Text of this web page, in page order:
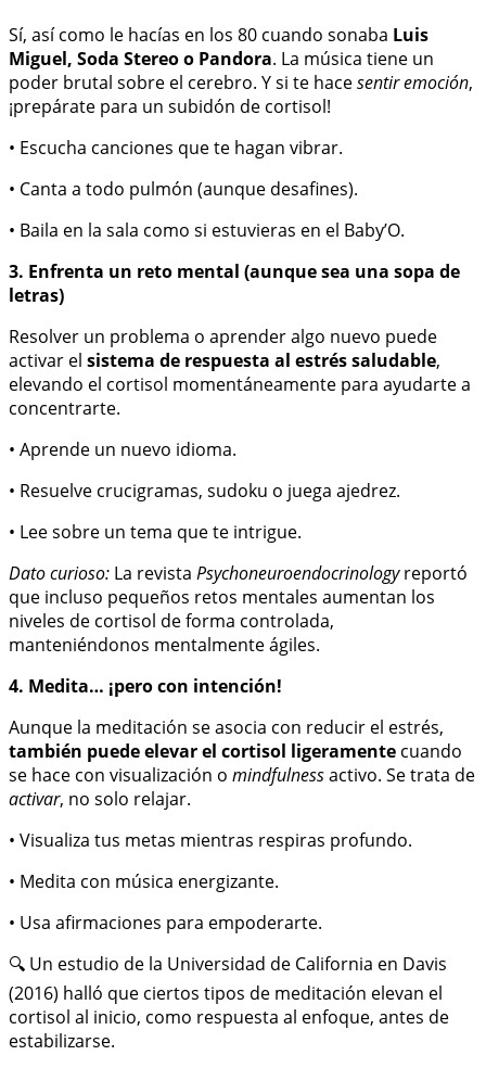
Sí, así como le hacías en los 80 cuando sonaba Luis
Miguel, Soda Stereo o Pandora. La música tiene un
poder brutal sobre el cerebro. Y si te hacesentir emoción,
¡prepárate para un subidón de cortisol!
• Escucha canciones que te hagan vibrar.
• Canta a todo pulmón (aunque desafines).
• Baila en la sala como si estuvieras en el Baby’O.
3. Enfrenta un reto mental (aunque sea una sopa de
letras)
Resolver un problema o aprender algo nuevo puede
activar el sistema de respuesta al estrés saludable,
elevando el cortisol momentáneamente para ayudarte a
concentrarte.
• Aprende un nuevo idioma.
• Resuelve crucigramas, sudoku o juega ajedrez.
• Lee sobre un tema que te intrigue.
Dato curioso: La revista Psychoneuroendocrinologyreportó
que incluso pequeños retos mentales aumentan los
niveles de cortisol de forma controlada,
manteniéndonos mentalmente ágiles.
4. Medita… ¡pero con intención!
Aunque la meditación se asocia con reducir el estrés,
también puede elevar el cortisol ligeramente cuando
se hace con visualización o mindfulnessactivo. Se trata de
activar, no solo relajar.
• Visualiza tus metas mientras respiras profundo.
• Medita con música energizante.
• Usa afirmaciones para empoderarte.
🔍 Un estudio de la Universidad de California en Davis
(2016) halló que ciertos tipos de meditación elevan el
cortisol al inicio, como respuesta al enfoque, antes de
estabilizarse.